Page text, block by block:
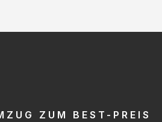
ZUM BEST-PREIS